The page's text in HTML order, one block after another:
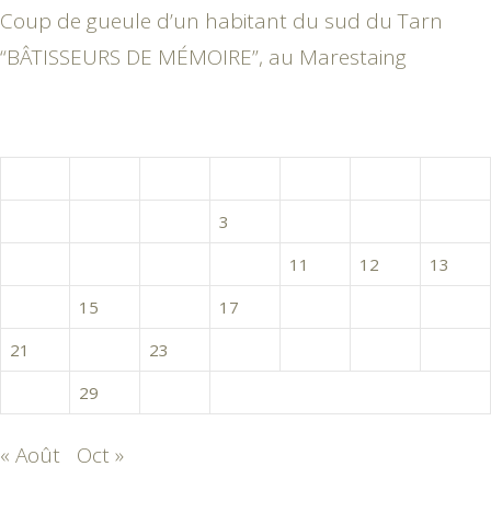
Coup de gueule d’un habitant du sud du Tarn
“BÂTISSEURS DE MÉMOIRE”, au Marestaing
3
11 12
13
15 17
21
23
29
« Août Oct »